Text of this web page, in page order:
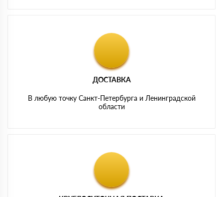
ДОСТАВКА
В любую точку Санкт-Петербурга и Ленинградской
области